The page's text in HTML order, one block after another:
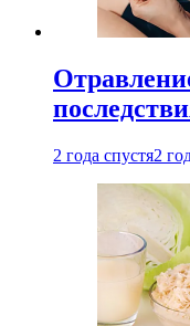
2 года спустя2